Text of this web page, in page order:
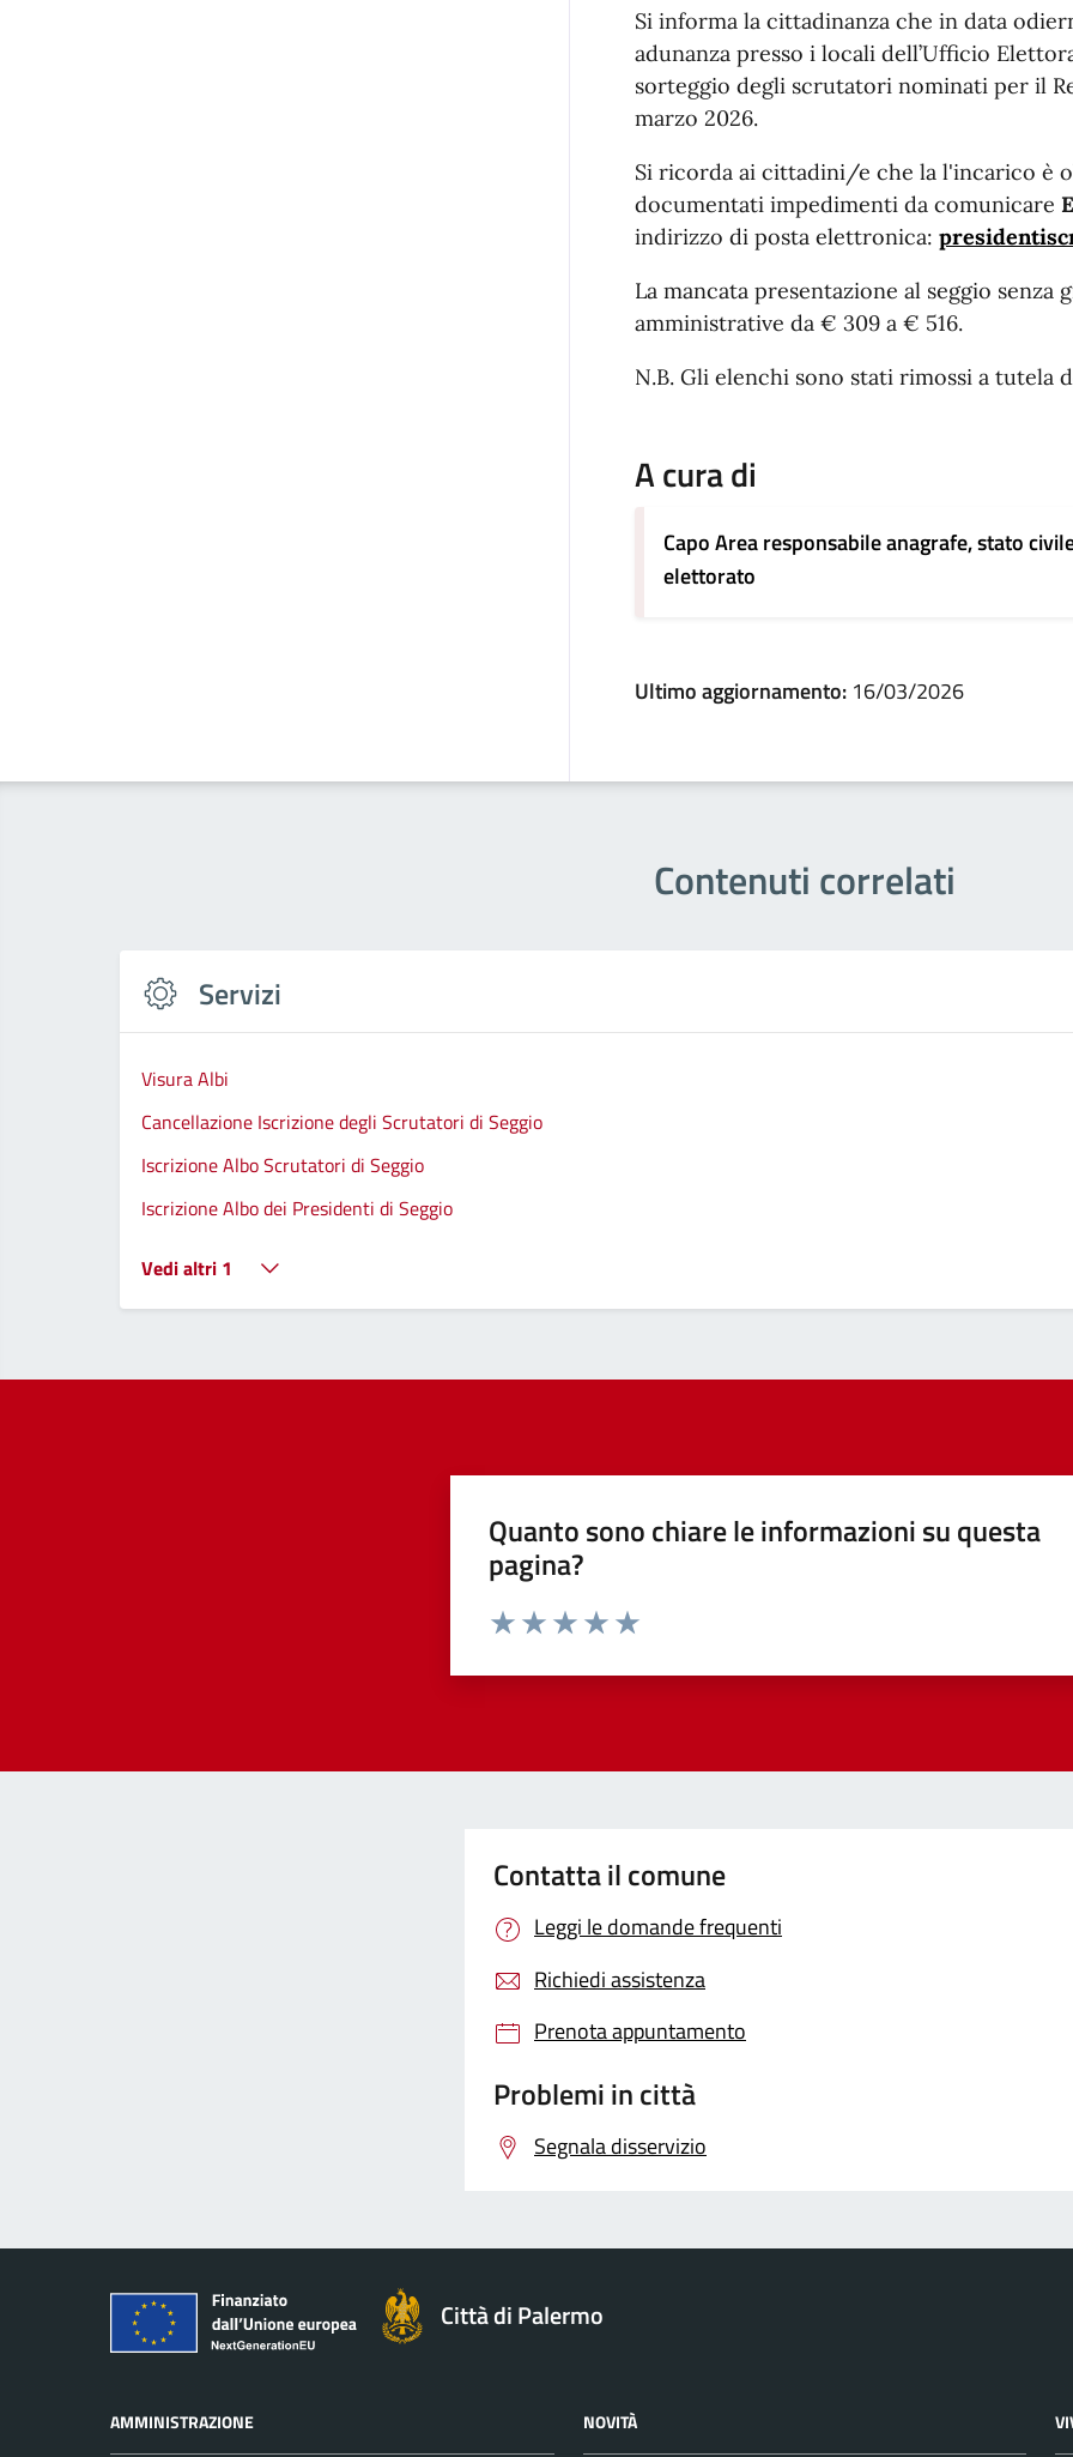
Si informa la cittadinanza che in data
adunanza presso i locali dell’Ufficio
sorteggio degli scrutatori nominati per il
marzo 2026.
Si ricorda ai cittadini/e che la l'incarico è
documentati impedimenti da comunicare
indirizzo di posta elettronica:
La mancata presentazione al seggio
amministrative da € 309 a € 516.
N.B. Gli elenchi sono stati rimossi a tutela
A cura di
Capo Area responsabile anagrafe, stato
elettorato
Ultimo aggiornamento: 16/03/2026
Contenuti correlati
Servizi
Visura Albi
Cancellazione Iscrizione degli Scrutatori di Seggio
Iscrizione Albo Scrutatori di Seggio
Iscrizione Albo dei Presidenti di Seggio
Vedi altri 1
Quanto sono chiare le informazioni su questa
pagina?
Contatta il comune
Leggi le domande frequenti
Richiedi assistenza
Prenota appuntamento
Problemi in città
Segnala disservizio
Città di Palermo
AMMINISTRAZIONE NOVITÀ